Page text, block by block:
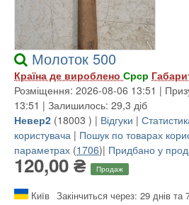
Молоток 500
Країна де вироблено Срср
Розміщення: 2026-08-06 13:51 |
13:51 | Залишилось: 29,3 діб
Невер2 (18003 ) | Відгуки |
користувача | Пошук по товарах
параметрах (1706)| Придбано у
120,00 ₴ Продаж
Київ Закінчиться через: 29 днів та